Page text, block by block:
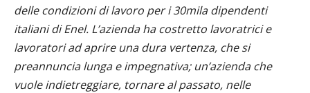
delle condizioni di lavoro per i 30mila dipendenti
italiani di Enel. L’azienda ha costretto lavoratrici e
lavoratori ad aprire una dura vertenza, che si
preannuncia lunga e impegnativa; un’azienda che
vuole indietreggiare, tornare al passato, nelle